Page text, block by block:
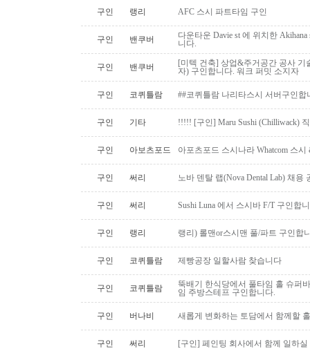
구인 랭리 AFC 스시 파트타임 구인
구인 밴쿠버
다운타운 Davie st 에 위치한
니다.
구인 밴쿠버
[미텍 건축] 상업&주거공간 공사
자) 구인합니다. 워크 퍼밋 소지자
구인 코퀴틀람 ##코퀴틀람 나리타스시 서버구인합
구인 기타 !!!!! [구인] Maru Sushi (Chilliwack)
구인 아보츠포드 아포츠포드 스시나라 Whatcom 스
구인 써리 노바 덴탈 랩(Nova Dental Lab) 채용
구인 써리 Sushi Luna 에서 스시바 F/T 구인합
구인 랭리 랭리) 롤맨or스시맨 풀/파트 구인합
구인 코퀴틀람 제빵공장 일할사람 찾습니다
구인 코퀴틀람
뚝배기 한식당에서 풀타임 홀 슈퍼
임 주방스테프 구인합니다.
구인 버나비 새롭게 변화하는 토담에서 함께할
구인 써리 [구인] 페인팅 회사에서 함께 일하